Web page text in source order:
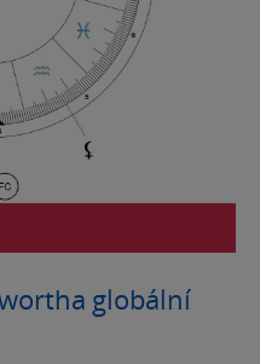
globální